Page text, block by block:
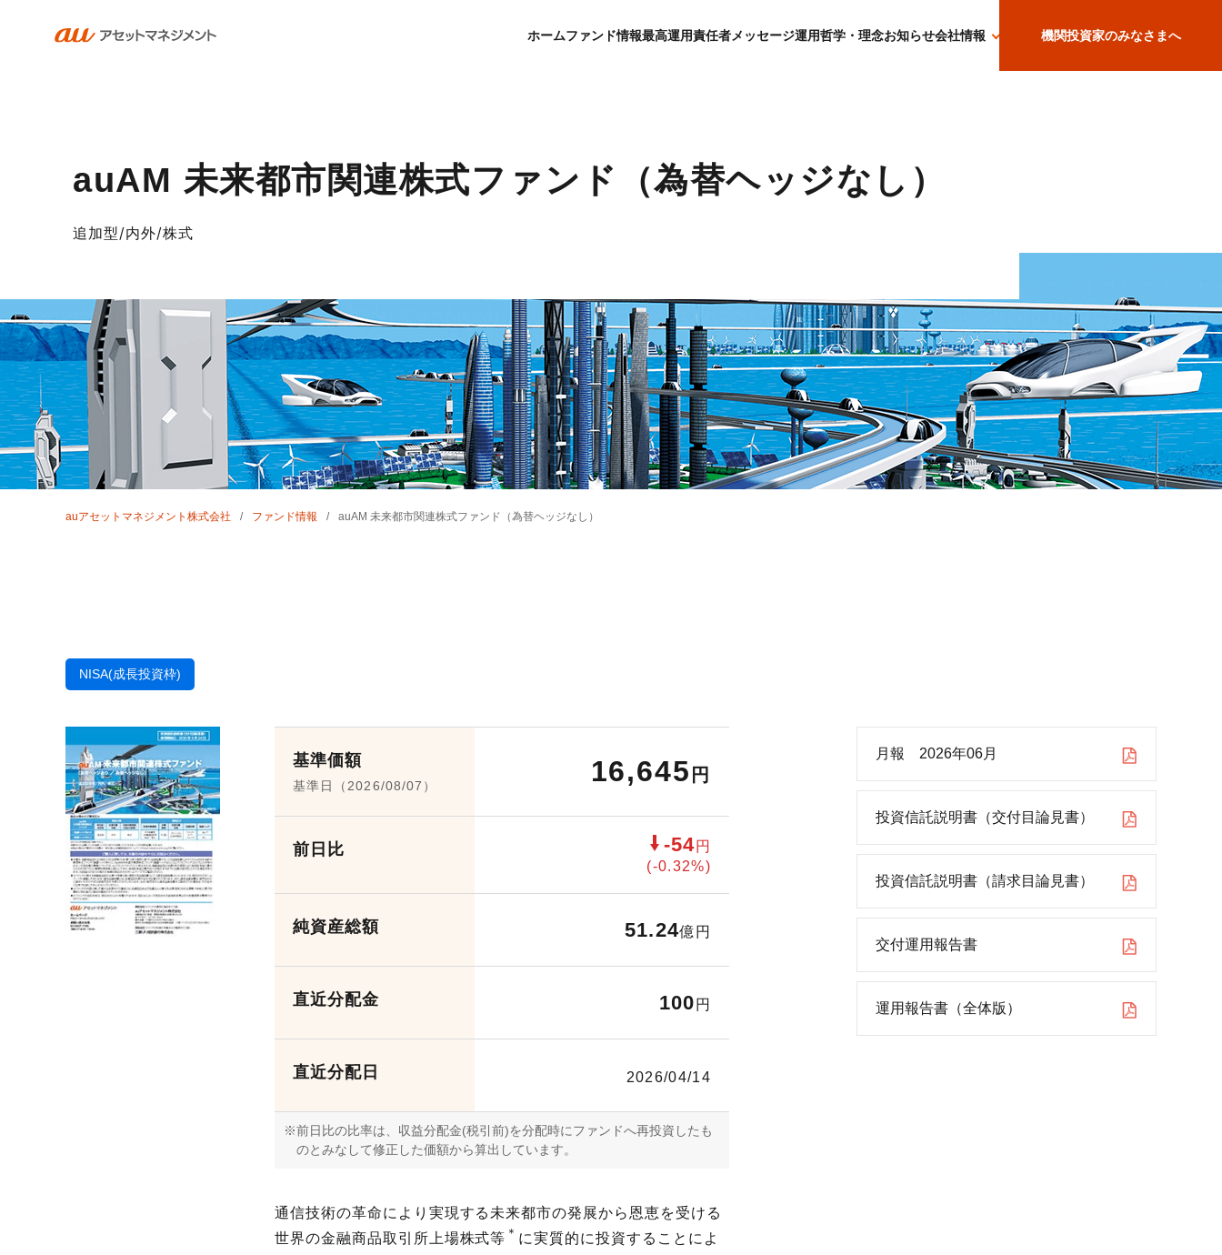
ホームファンド情報最高運用責任者メッセージ運用哲学・理念お知らせ会社情報 機関投資家のみなさまへ
auAM 未来都市関連株式ファンド（為替ヘッジなし）
追加型/内外/株式
auアセットマネジメント株式会社 ファンド情報 auAM 未来都市関連株式ファンド（為替ヘッジなし）
NISA(成長投資枠)
基準価額
基準日（2026/08/07） 16,645 円
前日比 -54円
(-0.32%)
純資産総額 51.24億円
直近分配金 100 円
直近分配日 2026/04/14
前日比の比率は、収益分配金(税引前)を分配時にファンドへ再投資したも
のとみなして修正した価額から算出しています。
通信技術の革命により実現する未来都市の発展から恩恵を受ける
世界の金融商品取引所上場株式等 ＊ に実質的に投資することによ
月報 2026年06月
投資信託説明書（交付目論見書）
投資信託説明書（請求目論見書）
交付運用報告書
運用報告書（全体版）